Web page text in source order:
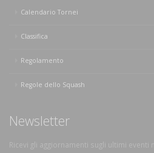
Calendario Tornei
Classifica
Regolamento
Regole dello Squash
Newsletter
Ricevi gli aggiornamenti sugli ultimi eventi